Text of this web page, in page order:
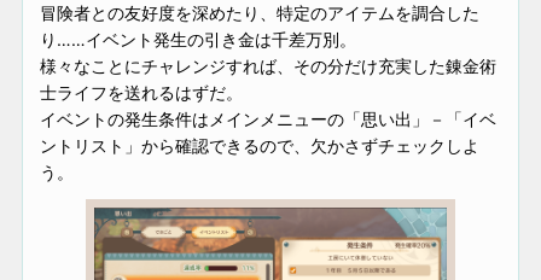
冒険者との友好度を深めたり、特定のアイテムを調合した
り……イベント発生の引き金は千差万別。
様々なことにチャレンジすれば、その分だけ充実した錬金術
士ライフを送れるはずだ。
イベントの発生条件はメインメニューの「思い出」－「イベ
ントリスト」から確認できるので、欠かさずチェックしよ
う。